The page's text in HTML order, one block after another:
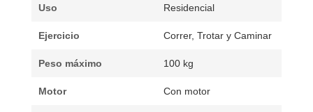
Uso Residencial
Ejercicio Correr, Trotar y Caminar
Peso máximo 100 kg
Motor Con motor